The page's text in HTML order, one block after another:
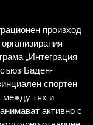
произход
„Интеграция
съюз Баден-
спортен
между тях и
активно с